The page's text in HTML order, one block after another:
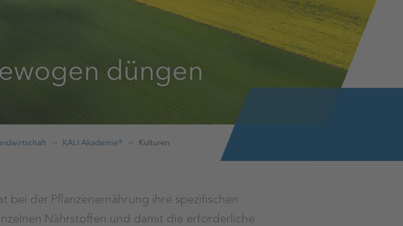
düngen
KALI Akademie® Kulturen
bei der Pflanzenernährung ihre spezifischen
Nährstoffen und damit die erforderliche